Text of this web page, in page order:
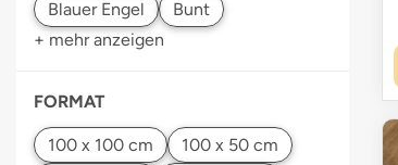
+ mehr anzeigen
FORMAT